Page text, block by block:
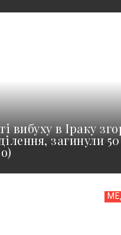
вибуху в Іраку
загинули